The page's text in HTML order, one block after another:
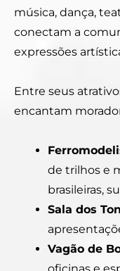
música, dança,
conectam a
expressões
Entre seus
encantam
de trilhos e
brasileiras,
Sala dos
Vagão de
oficinas e